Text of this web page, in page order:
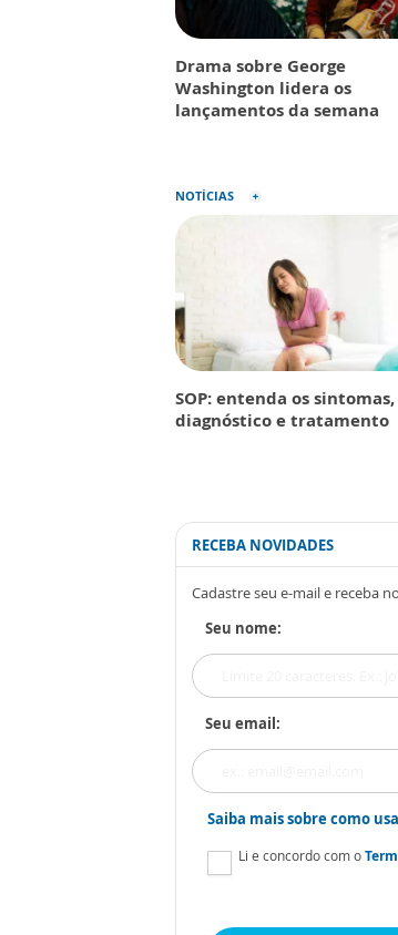
Drama sobre George
Washington lidera os
lançamentos da semana
NOTÍCIAS
SOP: entenda os sintomas,
diagnóstico e tratamento
RECEBA NOVIDADES
Cadastre seu e-mail e receba
Seu nome:
Seu email:
Saiba mais sobre como
Li e concordo com o